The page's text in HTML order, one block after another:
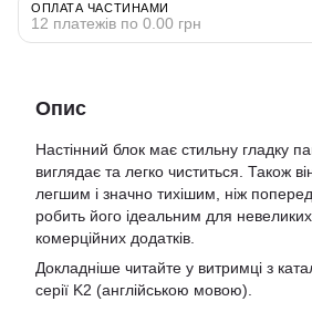
ОПЛАТА ЧАСТИНАМИ
12 платежів по 0.00 грн
Опис
Настінний блок має стильну гладку
виглядає та легко чиститься. Також
легшим і значно тихішим, ніж
робить його ідеальним для
комерційних додатків.
Докладніше читайте у витримці з
серії K2 (англійською мовою).